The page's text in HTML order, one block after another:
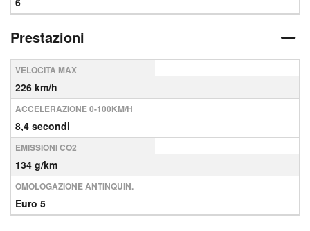
Prestazioni
VELOCITÀ MAX
226 km/h
ACCELERAZIONE 0-100KM/H
8,4 secondi
EMISSIONI CO2
134 g/km
OMOLOGAZIONE ANTINQUIN.
Euro 5